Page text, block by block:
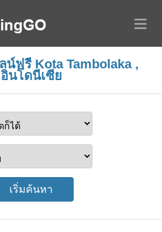
น์ฟรี Kota Tambolaka ,
อินโดนีเซีย